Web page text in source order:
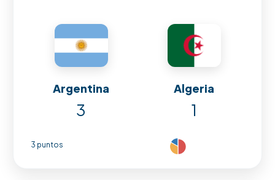
Argentina Algeria
3 1
3 puntos